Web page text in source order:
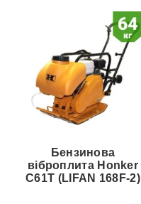
Бензинова
віброплита Honker
C61T (LIFAN 168F-2)